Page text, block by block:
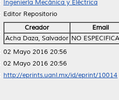
Ingeniería Mecánica y Eléctrica
Editor Repositorio
Creador
Email
Acha Daza, Salvador NO
02 Mayo 2016 20:56
02 Mayo 2016 20:56
http://eprints.uanl.mx/id/eprint/10014